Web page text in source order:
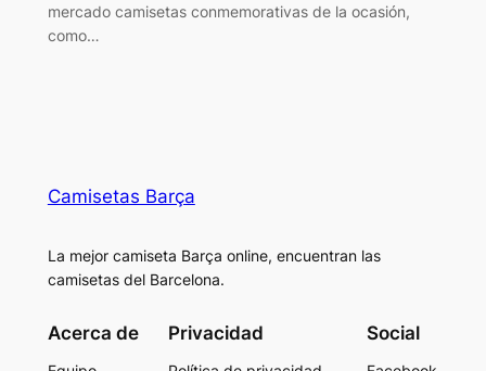
mercado camisetas conmemorativas de la ocasión,
como…
Camisetas Barça
La mejor camiseta Barça online, encuentran las
camisetas del Barcelona.
Acerca de Privacidad Social